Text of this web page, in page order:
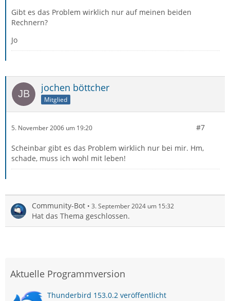
Gibt es das Problem wirklich nur auf meinen beiden
Rechnern?
Jo
jochen böttcher
Mitglied
5. November 2006 um 19:20 #7
Scheinbar gibt es das Problem wirklich nur bei mir. Hm,
schade, muss ich wohl mit leben!
Community-Bot 3. September 2024 um 15:32
Hat das Thema geschlossen.
Aktuelle Programmversion
Thunderbird 153.0.2 veröffentlicht